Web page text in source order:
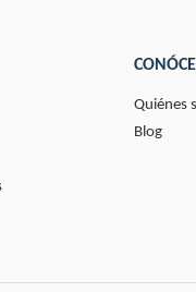
Quiénes
Blog